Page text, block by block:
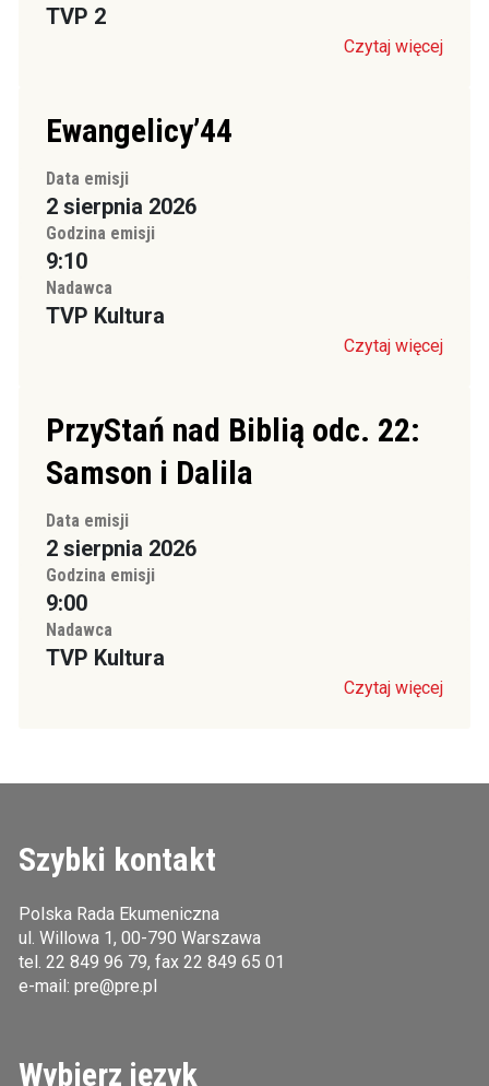
TVP 2
Czytaj więcej
Ewangelicy’44
Data emisji
2 sierpnia 2026
Godzina emisji
9:10
Nadawca
TVP Kultura
Czytaj więcej
PrzyStań nad Biblią odc. 22:
Samson i Dalila
Data emisji
2 sierpnia 2026
Godzina emisji
9:00
Nadawca
TVP Kultura
Czytaj więcej
Szybki kontakt
Polska Rada Ekumeniczna
ul. Willowa 1, 00-790 Warszawa
tel. 22 849 96 79, fax 22 849 65 01
e-mail: pre@pre.pl
Wybierz język